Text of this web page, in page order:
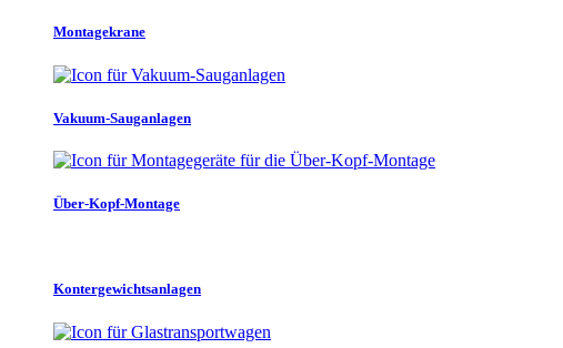
Montagekrane
Vakuum-Sauganlagen
Über-Kopf-Montage
Kontergewichtsanlagen